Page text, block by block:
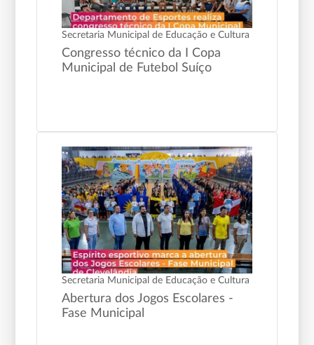
Secretaria Municipal de Educação e Cultura
Congresso técnico da I Copa
Municipal de Futebol Suíço
Secretaria Municipal de Educação e Cultura
Abertura dos Jogos Escolares -
Fase Municipal